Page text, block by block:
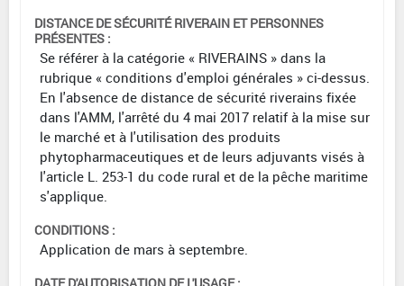
DISTANCE DE SÉCURITÉ RIVERAIN ET PERSONNES
PRÉSENTES :
Se référer à la catégorie « RIVERAINS » dans la
rubrique « conditions d'emploi générales » ci-dessus.
En l'absence de distance de sécurité riverains fixée
dans l'AMM, l'arrêté du 4 mai 2017 relatif à la mise sur
le marché et à l'utilisation des produits
phytopharmaceutiques et de leurs adjuvants visés à
l'article L. 253-1 du code rural et de la pêche maritime
s'applique.
CONDITIONS :
Application de mars à septembre.